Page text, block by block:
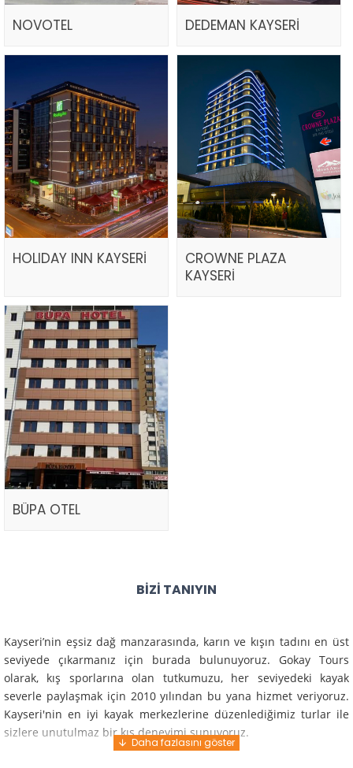
NOVOTEL DEDEMAN KAYSERİ
HOLIDAY INN KAYSERİ
CROWNE PLAZA
KAYSERİ
BÜPA OTEL
BIZI TANIYIN
Kayseri’nin eşsiz dağ manzarasında, karın ve kışın tadını en üst
seviyede çıkarmanız için burada bulunuyoruz. Gokay Tours
olarak, kış sporlarına olan tutkumuzu, her seviyedeki kayak
severle paylaşmak için 2010 yılından bu yana hizmet veriyoruz.
Kayseri'nin en iyi kayak merkezlerine düzenlediğimiz turlar ile
sizlere unutulmaz bir kış deneyimi sunuyoruz.